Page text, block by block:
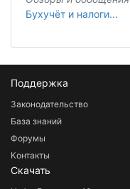
Бухучёт и налоги...
Поддержка
Законодательство
База знаний
Форумы
Контакты
Скачать